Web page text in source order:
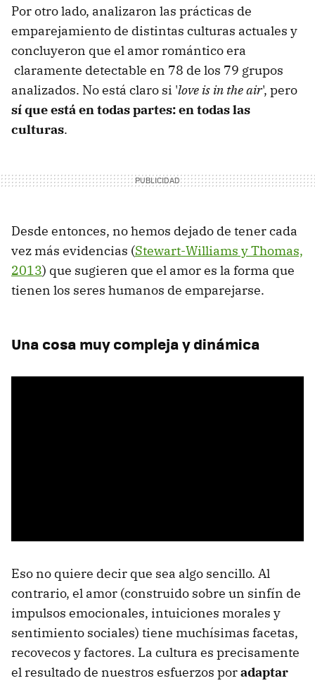
Por otro lado, analizaron las prácticas de
emparejamiento de distintas culturas actuales y
concluyeron que el amor romántico era
claramente detectable en 78 de los 79 grupos
analizados. No está claro si 'love is in the air', pero
sí que está en todas partes: en todas las
culturas.
Desde entonces, no hemos dejado de tener cada
vez más evidencias (Stewart-Williams y Thomas,
2013) que sugieren que el amor es la forma que
tienen los seres humanos de emparejarse.
Una cosa muy compleja y dinámica
Eso no quiere decir que sea algo sencillo. Al
contrario, el amor (construido sobre un sinfín de
impulsos emocionales, intuiciones morales y
sentimiento sociales) tiene muchísimas facetas,
recovecos y factores. La cultura es precisamente
el resultado de nuestros esfuerzos poradaptar